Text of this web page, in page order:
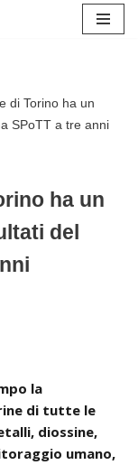
di Torino ha un
SPoTT a tre anni
ha un
del
la
di tutte le
diossine,
umano,